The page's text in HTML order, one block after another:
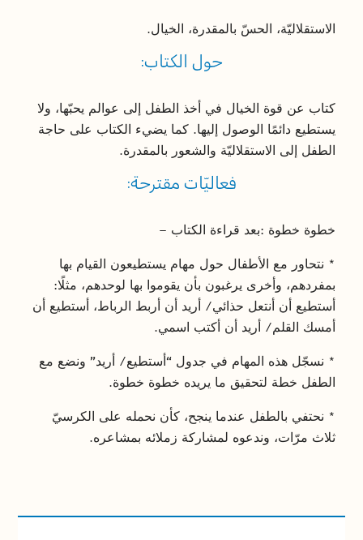
الاستقلاليّة، الحسّ بالمقدرة، الخيال.
حول الكتاب:
كتاب عن قوة الخيال في أخذ الطفل إلى عوالم يحبّها، ولا
يستطيع دائمًا الوصول إليها. كما يضيء الكتاب على حاجة
الطفل إلى الاستقلاليّة والشعور بالمقدرة.
فعاليّات مقترحة:
خطوة خطوة :بعد قراءة الكتاب –
* نتحاور مع الأطفال حول مهام يستطيعون القيام بها
بمفردهم، وأخرى يرغبون بأن يقوموا بها لوحدهم، مثلًا:
أستطيع أن أنتعل حذائي/ أريد أن أربط الرباط، أستطيع أن
أمسك القلم/ أريد أن أكتب اسمي.
* نسجّل هذه المهام في جدول “أستطيع/ أريد” ونضع مع
الطفل خطة لتحقيق ما يريده خطوة خطوة.
* نحتفي بالطفل عندما ينجح، كأن نحمله على الكرسيّ
ثلاث مرّات، وندعوه لمشاركة زملائه بمشاعره.